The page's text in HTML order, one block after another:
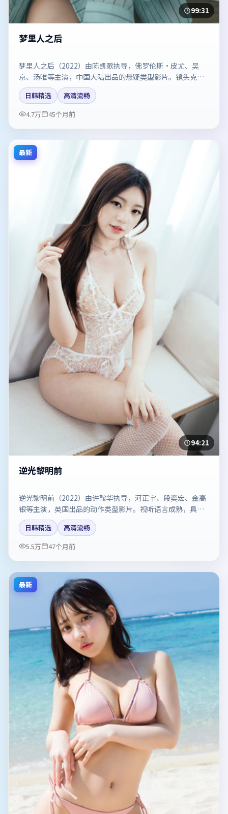
99:31
梦里人之后
梦里人之后（2022）由陈凯歌执导，佛罗伦斯·皮尤、吴
京、汤唯等主演，中国大陆出品的悬疑类型影片。镜头克制
却充满张力，人物弧光完整。剧情简介与主创信息可供检索
参考，上映日期以片方资料为准。
日韩精选
高清流畅
4.7万
45个月前
最新
94:21
逆光黎明前
逆光黎明前（2022）由许鞍华执导，河正宇、段奕宏、金高
银等主演，英国出品的动作类型影片。视听语言成熟，具备
院线质感。剧情简介与主创信息可供检索参考，上映日期以
片方资料为准。
日韩精选
高清流畅
5.5万
47个月前
最新